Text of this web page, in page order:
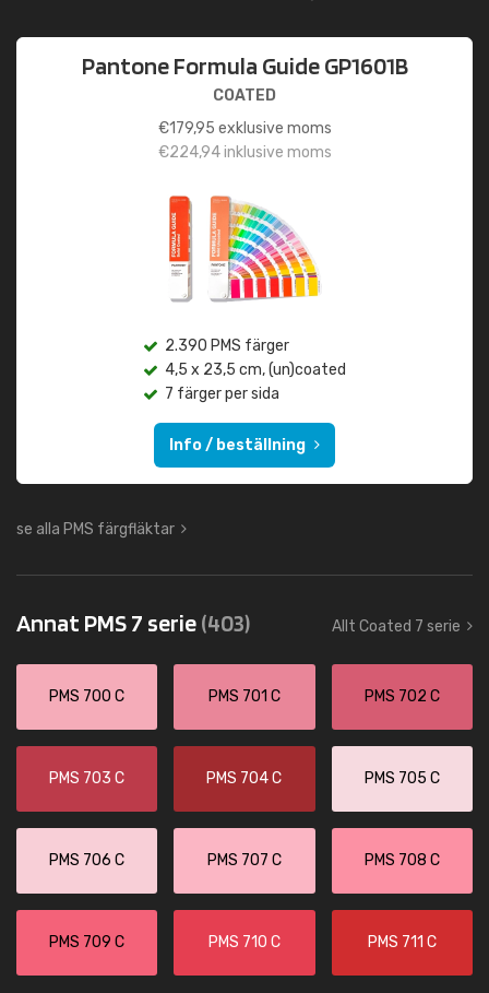
Pantone Formula Guide GP1601B
COATED
€179,95 exklusive moms
€224,94inklusive moms
2.390 PMS färger
4,5 x 23,5 cm, (un)coated
7 färger per sida
Info / beställning
se alla PMS färgfläktar
Annat PMS 7 serie(403) Allt Coated 7 serie
PMS 700 C PMS 701 C PMS 702 C
PMS 703 C PMS 704 C PMS 705 C
PMS 706 C PMS 707 C PMS 708 C
PMS 709 C PMS 710 C PMS 711 C